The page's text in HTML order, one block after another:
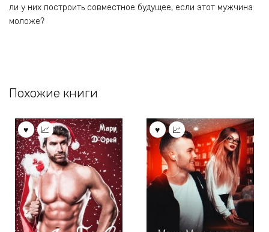
ли у них построить совместное будущее, если этот мужчина
моложе?
Похожие книги